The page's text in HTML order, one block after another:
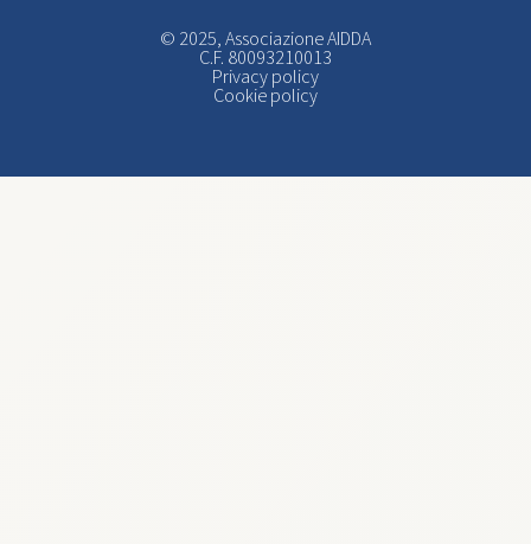
© 2025, Associazione AIDDA
C.F. 80093210013
Privacy policy
Cookie policy